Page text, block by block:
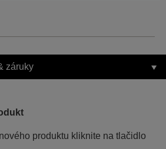
záruky
produktu kliknite na tlačidlo